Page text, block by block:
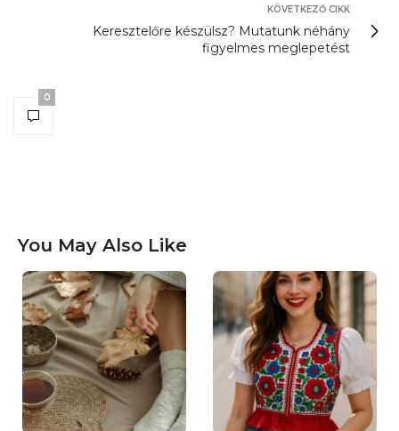
KÖVETKEZŐ CIKK
Keresztelőre készülsz? Mutatunk néhány
figyelmes meglepetést
0
You May Also Like